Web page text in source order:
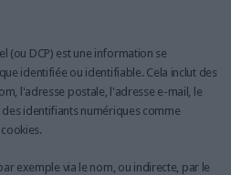
(ou DCP) est une information se
identifiée ou identifiable. Cela inclut des
l'adresse postale, l'adresse e-mail, le
identifiants numériques comme
exemple via le nom, ou indirecte, par le